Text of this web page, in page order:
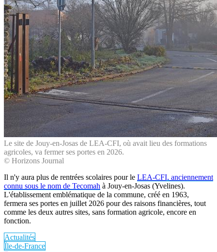
Le site de Jouy-en-Josas de LEA-CFI, où avait lieu des formations
agricoles, va fermer ses portes en 2026.
© Horizons Journal
Il n'y aura plus de rentrées scolaires pour le LEA-CFI, anciennement
connu sous le nom de Tecomah à Jouy-en-Josas (Yvelines).
L'établissement emblématique de la commune, créé en 1963,
fermera ses portes en juillet 2026 pour des raisons financières, tout
comme les deux autres sites, sans formation agricole, encore en
fonction.
Actualités
Île-de-France